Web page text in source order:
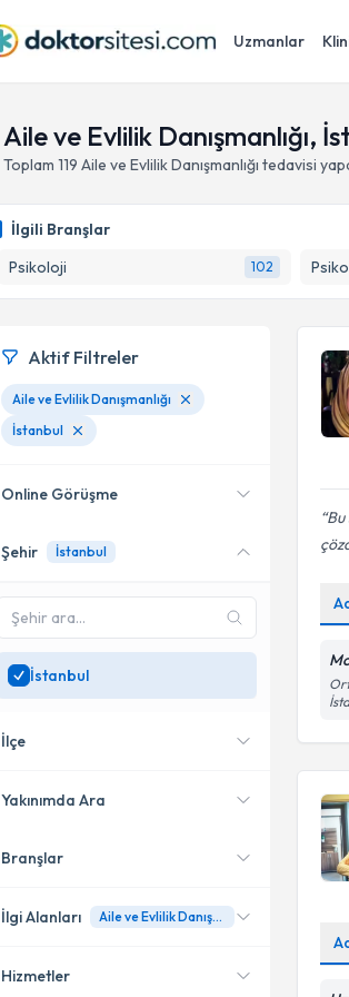
Uzmanlar
Aile ve Evlilik Danışmanlığı,
Toplam 119 Aile ve Evlilik Danışmanlığı tedavisi
İlgili Branşlar
Psikoloji
102
Aktif Filtreler
Aile ve Evlilik Danışmanlığı
İstanbul
Online Görüşme
Online danışmanlık sunan
Sadeceİstanbul
uzman ara
Şehir İstanbul
İstanbul
İlçe
Kadıköy
Bakırköy
Yakınımda Ara
Konumuma yakın uzmanları
Branşlar
Psikoloji
İlgi Alanları Aile ve Evlilik Danışmanlığı
Hizmetler